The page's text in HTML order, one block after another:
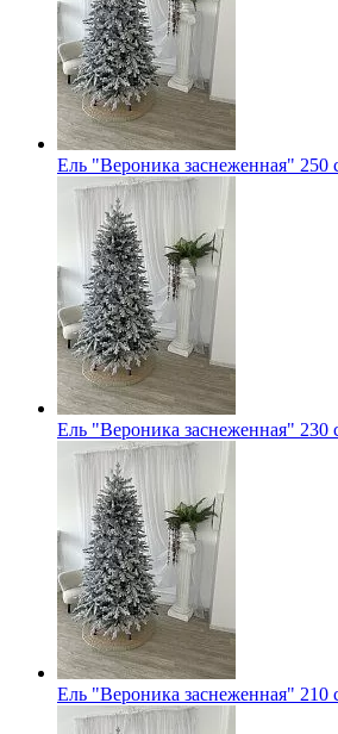
Ель "Вероника заснеженная" 250
Ель "Вероника заснеженная" 230
Ель "Вероника заснеженная" 210